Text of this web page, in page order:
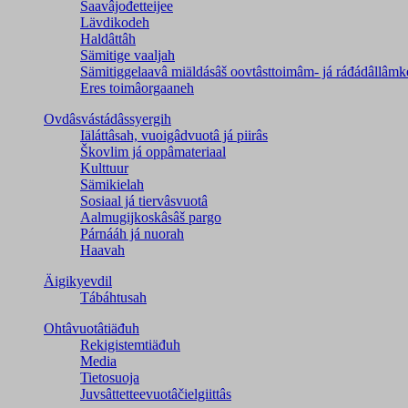
Saavâjođetteijee
Lävdikodeh
Haldâttâh
Sämitige vaaljah
Sämitiggelaavâ miäldásâš oovtâsttoimâm- já
Eres toimâorgaaneh
Ovdâsvástádâssyergih
Iäláttâsah, vuoigâdvuotâ já piirâs
Škovlim já oppâmateriaal
Kulttuur
Sämikielah
Sosiaal já tiervâsvuotâ
Aalmugijkoskâsâš pargo
Párnááh já nuorah
Haavah
Äigikyevdil
Tábáhtusah
Ohtâvuotâtiäđuh
Rekigistemtiäđuh
Media
Tietosuoja
Juvsâttetteevuotâčielgiittâs